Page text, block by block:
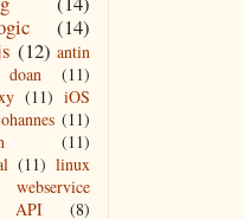
(14)
(12) antin
doan
(11)
(11) iOS
(11)
(11)
(11) linux
webservice
API
(8)